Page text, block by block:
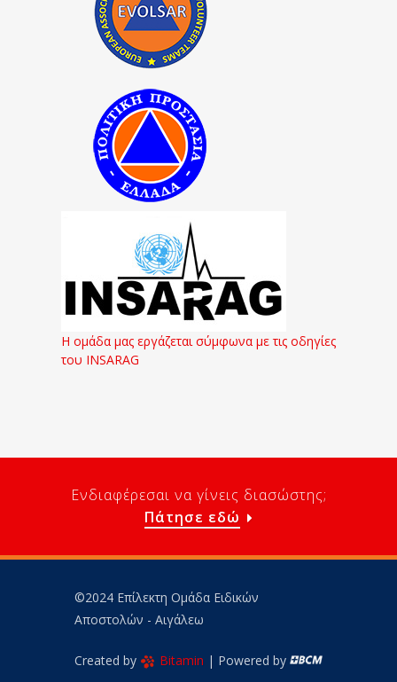
Η ομάδα μας εργάζεται σύμφωνα με τις οδηγίες
του INSARAG
Ενδιαφέρεσαι να γίνεις διασώστης;
Πάτησε εδώ
©2024 Επίλεκτη Ομάδα Ειδικών
Αποστολών - Αιγάλεω
Created by Bitamin | Powered by